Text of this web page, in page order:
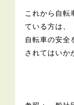
これから自転
ている方は、
自転車の安全
されてはいか